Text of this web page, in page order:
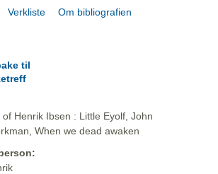
Verkliste Om bibliografien
til
Henrik Ibsen : Little Eyolf, John
When we dead awaken